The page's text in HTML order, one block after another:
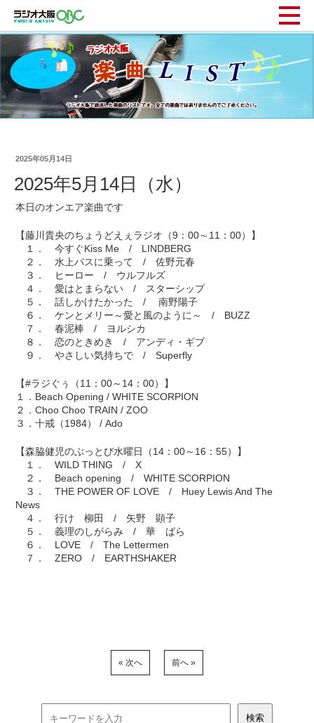
2025年05月14日
2025年5月14日（水）
本日のオンエア楽曲です
【藤川貴央のちょうどえぇラジオ（9：00～11：00）】
１． 今すぐKiss Me / LINDBERG
２． 水上バスに乗って / 佐野元春
３． ヒーロー / ウルフルズ
４． 愛はとまらない / スターシップ
５． 話しかけたかった / 南野陽子
６． ケンとメリー～愛と風のように～ / BUZZ
７． 春泥棒 / ヨルシカ
８． 恋のときめき / アンディ・ギブ
９． やさしい気持ちで / Superfly
【#ラジぐぅ（11：00～14：00）】
１．Beach Opening / WHITE SCORPION
２．Choo Choo TRAIN / ZOO
３．十戒（1984） / Ado
【森脇健児のぶっとび水曜日（14：00～16：55）】
１． WILD THING / X
２． Beach opening / WHITE SCORPION
３． THE POWER OF LOVE / Huey Lewis And The
News
４． 行け 柳田 / 矢野 顕子
５． 義理のしがらみ / 華 ばら
６． LOVE / The Lettermen
７． ZERO / EARTHSHAKER
« 次へ 前へ »